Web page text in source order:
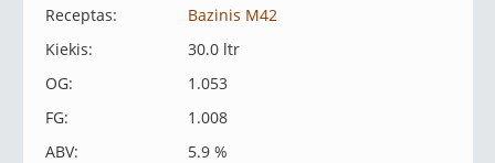
Receptas:
Bazinis M42
Kiekis:
30.0 ltr
OG:
1.053
FG:
1.008
ABV:
5.9 %